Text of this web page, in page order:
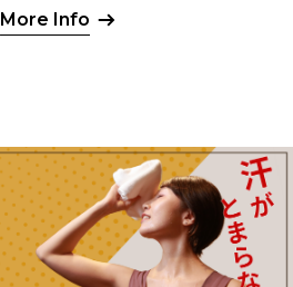
More Info